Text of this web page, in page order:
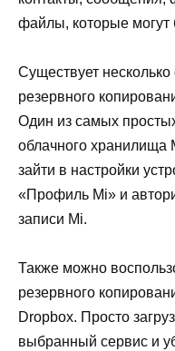
файлы, которые
Существует
резервного
Один из самых
облачного хранилища
зайти в настройки
«Профиль Mi» и
записи Mi.
Также можно
резервного
Dropbox. Просто
выбранный сервис и